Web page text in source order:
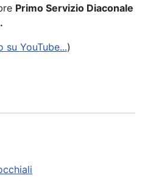
Primo Servizio Diaconale
su YouTube...)